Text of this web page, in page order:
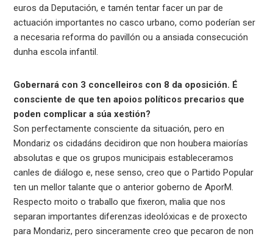
euros da Deputación, e tamén tentar facer un par de
actuación importantes no casco urbano, como poderían ser
a necesaria reforma do pavillón ou a ansiada consecución
dunha escola infantil.
Gobernará con 3 concelleiros con 8 da oposición. É
consciente de que ten apoios políticos precarios que
poden complicar a súa xestión?
Son perfectamente consciente da situación, pero en
Mondariz os cidadáns decidiron que non houbera maiorías
absolutas e que os grupos municipais estableceramos
canles de diálogo e, nese senso, creo que o Partido Popular
ten un mellor talante que o anterior goberno de AporM.
Respecto moito o traballo que fixeron, malia que nos
separan importantes diferenzas ideolóxicas e de proxecto
para Mondariz, pero sinceramente creo que pecaron de non